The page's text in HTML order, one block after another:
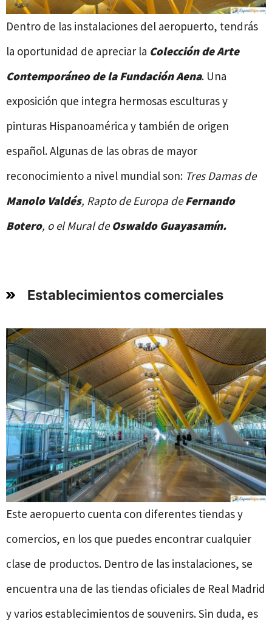
Dentro de las instalaciones del aeropuerto, tendrás
la oportunidad de apreciar la Colección de Arte
Contemporáneo de la Fundación Aena. Una
exposición que integra hermosas esculturas y
pinturas Hispanoamérica y también de origen
español. Algunas de las obras de mayor
reconocimiento a nivel mundial son: Tres Damas de
Manolo Valdés, Rapto de Europa deFernando
Botero, o el Mural deOswaldo Guayasamín.
Establecimientos comerciales
Este aeropuerto cuenta con diferentes tiendas y
comercios, en los que puedes encontrar cualquier
clase de productos. Dentro de las instalaciones, se
encuentra una de las tiendas oficiales de Real Madrid
y varios establecimientos de souvenirs. Sin duda, es